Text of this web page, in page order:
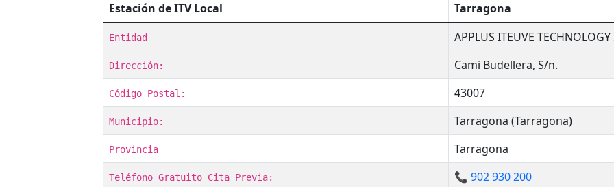
Estación de ITV Local Tarragona
Entidad APPLUS ITEUVE TECHNOLOGY
Dirección: Cami Budellera, S/n.
Código Postal: 43007
Municipio: Tarragona (Tarragona)
Provincia Tarragona
Teléfono Gratuito Cita Previa: 📞 902 930 200